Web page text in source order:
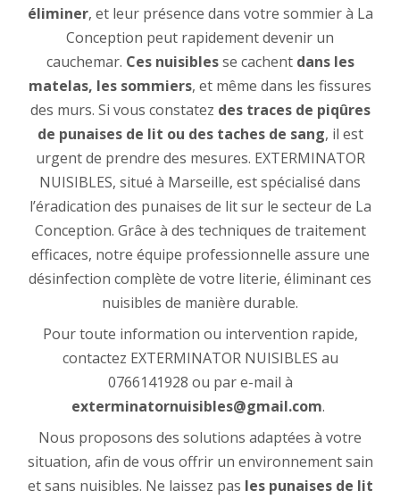
éliminer, et leur présence dans votre sommier à La
Conception peut rapidement devenir un
cauchemar. Ces nuisiblesse cachent dans les
matelas, les sommiers, et même dans les fissures
des murs. Si vous constatez des traces de piqûres
de punaises de lit ou des taches de sang, il est
urgent de prendre des mesures. EXTERMINATOR
NUISIBLES, situé à Marseille, est spécialisé dans
l’éradication des punaises de lit sur le secteur de La
Conception. Grâce à des techniques de traitement
efficaces, notre équipe professionnelle assure une
désinfection complète de votre literie, éliminant ces
nuisibles de manière durable.
Pour toute information ou intervention rapide,
contactez EXTERMINATOR NUISIBLES au
0766141928 ou par e-mail à
exterminatornuisibles@gmail.com.
Nous proposons des solutions adaptées à votre
situation, afin de vous offrir un environnement sain
et sans nuisibles. Ne laissez pas les punaises de lit